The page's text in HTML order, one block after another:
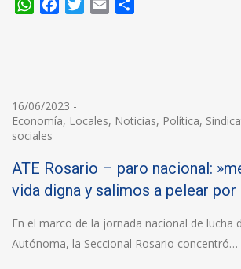
WhatsApp
FacebookTwitter
Email
16/06/2023 -
Economía, Locales, Noticias, Política,
sociales
ATE Rosario – paro nacional:
vida digna y salimos a pelear por
En el marco de la jornada nacional de lucha
Autónoma, la Seccional Rosario concentró…